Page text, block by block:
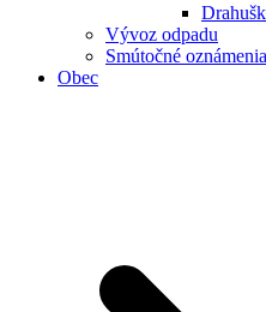
Vývoz odpadu
Smútočné oznámenia
Obec